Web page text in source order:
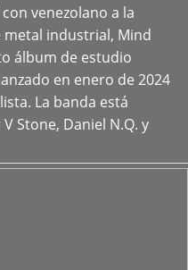
venezolano a la
metal industrial, Mind
álbum de estudio
en enero de 2024
La banda está
Stone, Daniel N.Q. y